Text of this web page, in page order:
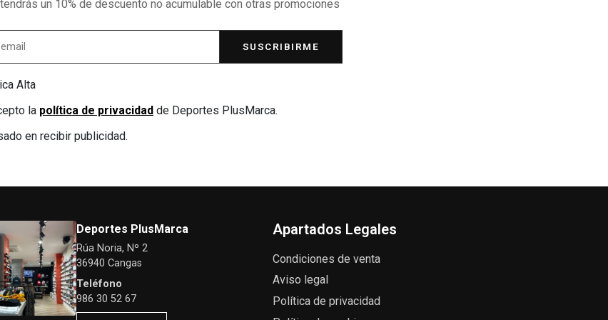
un 10% de descuento no acumulable con otras promociones
SUSCRIBIRME
Alta
la política de privacidad de Deportes PlusMarca.
en recibir publicidad.
Deportes PlusMarca
Rúa Noria, Nº 2
36940 Cangas
Teléfono
986 30 52 67
Apartados Legales
Condiciones de venta
Aviso legal
Política de privacidad